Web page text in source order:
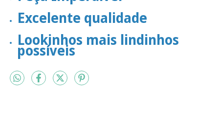
Excelente qualidade
Lookinhos mais lindinhos
possíveis